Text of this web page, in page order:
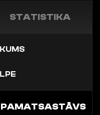
STATISTIKA
PAMATSASTĀVS